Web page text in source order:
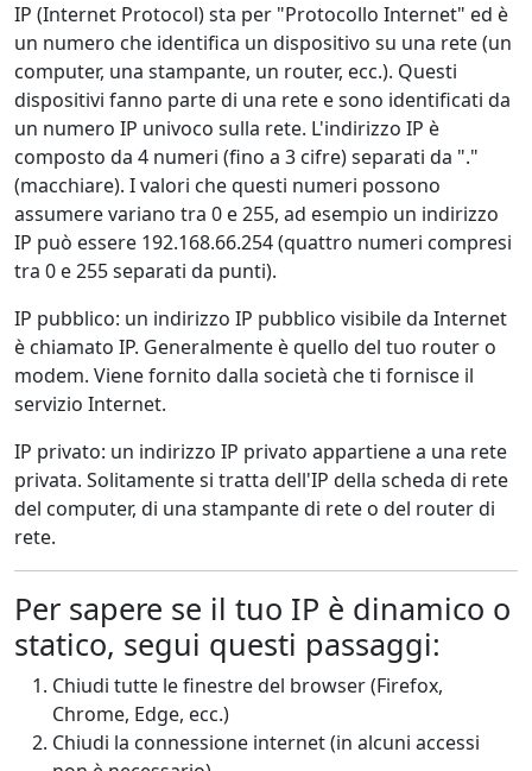
IP (Internet Protocol) sta per "Protocollo Internet" ed è
un numero che identifica un dispositivo su una rete (un
computer, una stampante, un router, ecc.). Questi
dispositivi fanno parte di una rete e sono identificati da
un numero IP univoco sulla rete. L'indirizzo IP è
composto da 4 numeri (fino a 3 cifre) separati da "."
(macchiare). I valori che questi numeri possono
assumere variano tra 0 e 255, ad esempio un indirizzo
IP può essere 192.168.66.254 (quattro numeri compresi
tra 0 e 255 separati da punti).
IP pubblico: un indirizzo IP pubblico visibile da Internet
è chiamato IP. Generalmente è quello del tuo router o
modem. Viene fornito dalla società che ti fornisce il
servizio Internet.
IP privato: un indirizzo IP privato appartiene a una rete
privata. Solitamente si tratta dell'IP della scheda di rete
del computer, di una stampante di rete o del router di
rete.
Per sapere se il tuo IP è dinamico o
statico, segui questi passaggi:
Chiudi tutte le finestre del browser (Firefox,
Chrome, Edge, ecc.)
Chiudi la connessione internet (in alcuni accessi